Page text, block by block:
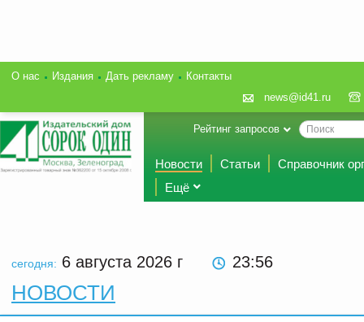
О нас Издания Дать рекламу
Контакты
news@id41.ru
Рейтинг запросов
Новости Статьи
Справочник
Ещё
сегодня: 6 августа 2026 г 23 56
НОВОСТИ